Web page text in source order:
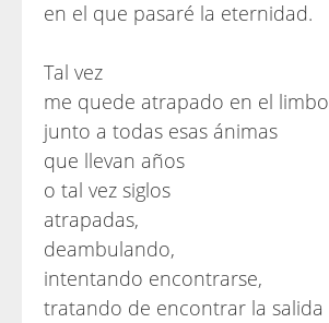
en el que pasaré la eternidad.
Tal vez
me quede atrapado en el limbo
junto a todas esas ánimas
que llevan años
o tal vez siglos
atrapadas,
deambulando,
intentando encontrarse,
tratando de encontrar la salida